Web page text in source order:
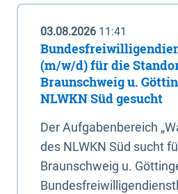
03.08.2026 11:41
(m/w/d) für die
Braunschweig u.
NLWKN Süd gesucht
Der Aufgabenbereich
des NLWKN Süd sucht
Braunschweig u.